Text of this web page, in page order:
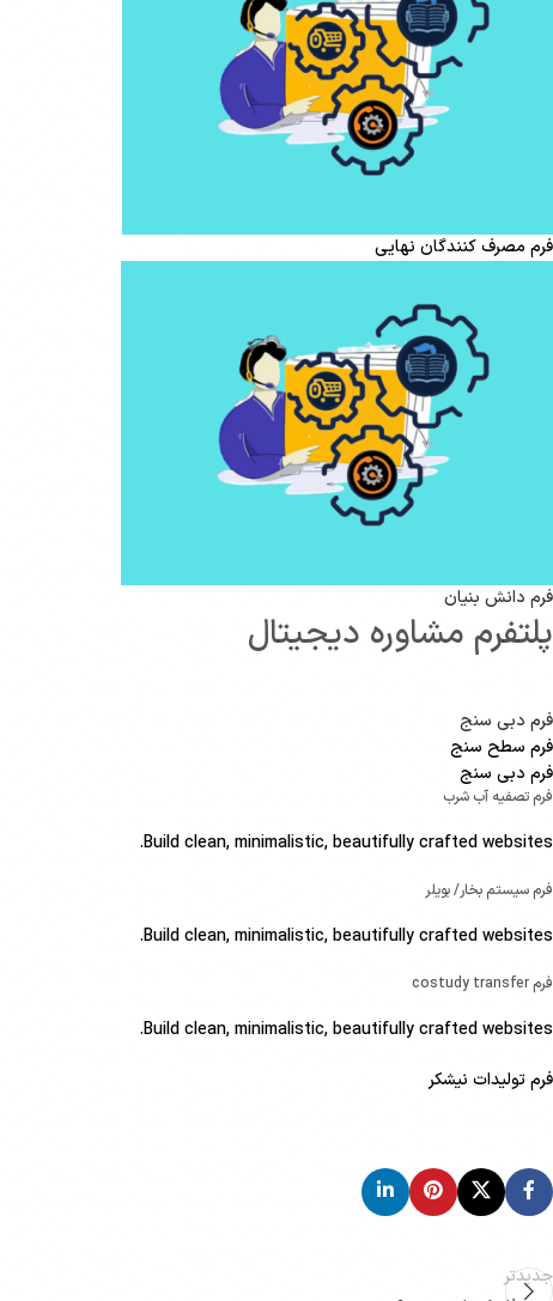
فرم مصرف کنندگان نهایی
فرم دانش بنیان
پلتفرم مشاوره دیجیتال
فرم دبی سنج
فرم سطح سنج
فرم دبی سنج
فرم تصفیه آب شرب
Build clean, minimalistic, beautifully crafted websites.
فرم سیستم بخار/ بویلر
Build clean, minimalistic, beautifully crafted websites.
فرم costudy transfer
Build clean, minimalistic, beautifully crafted websites.
فرم تولیدات نیشکر
جدیدتر